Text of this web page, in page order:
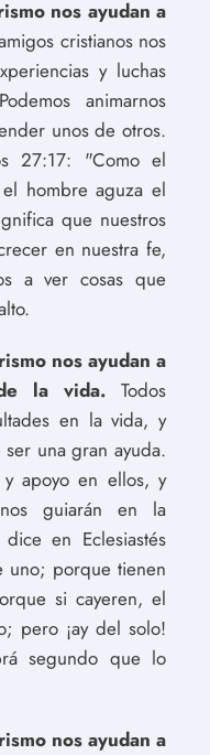
nos ayudan a
cristianos nos
y luchas
animarnos
unos de otros.
27:17: "Como el
hombre aguza el
que nuestros
en nuestra fe,
a ver cosas que
nos ayudan a
la vida. Todos
en la vida, y
una gran ayuda.
y apoyo en ellos, y
guiarán en la
en Eclesiastés
uno; porque tienen
si cayeren, el
pero ¡ay del solo!
segundo que lo
nos ayudan a